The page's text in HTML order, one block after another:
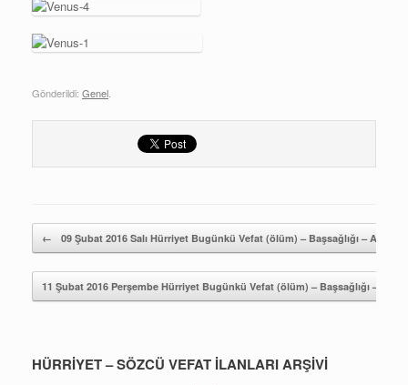
Gönderildi: Genel
Yazı gezintisi
← 09 Şubat 2016 Salı Hürriyet Bugünkü Vefat (ölüm) – Başsağlığı – Anma
11 Şubat 2016 Perşembe Hürriyet Bugünkü Vefat (ölüm) – Başsağlığı –
HÜRRİYET – SÖZCÜ VEFAT İLANLARI ARŞİVİ